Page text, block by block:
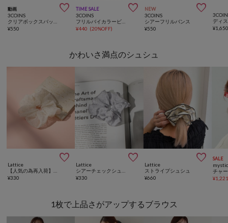
動画 
3COINS
¥550
TIME SALE 
3COINS
¥440 (20%OFF)
NEW 
3COINS
シアーフリルバンス
¥550 ¥
かわいさ満点のシュシュ

Lattice
¥330

Lattice
¥330

Lattice
ストライプシュシュ
¥660
SALE
mystic
¥
1枚で上品さがアップするブラウス